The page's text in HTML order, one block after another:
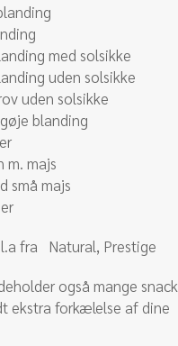
med solsikke
uden solsikke
uden solsikke
blanding
m. majs
små majs
fra Natural, Prestige
også mange snack
ekstra forkælelse af dine